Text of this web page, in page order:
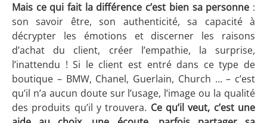
Mais ce qui fait la différence c’est bien sa personne :
son savoir être, son authenticité, sa capacité à
décrypter les émotions et discerner les raisons
d’achat du client, créer l’empathie, la surprise,
l’inattendu ! Si le client est entré dans ce type de
boutique – BMW, Chanel, Guerlain, Church … – c’est
qu’il n’a aucun doute sur l’usage, l’image ou la qualité
des produits qu’il y trouvera. Ce qu’il veut, c’est une